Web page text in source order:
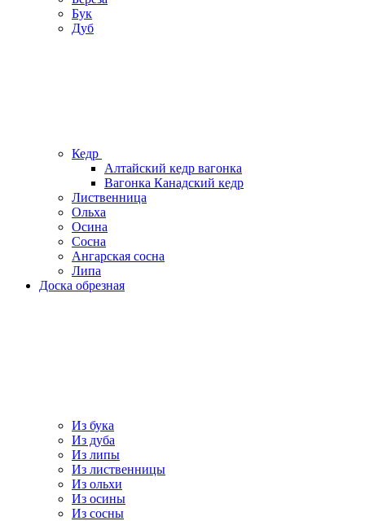
Бук
Дуб
Кедр
Алтайский кедр вагонка
Вагонка Канадский кедр
Лиственница
Ольха
Осина
Сосна
Ангарская сосна
Липа
Доска обрезная
Из бука
Из дуба
Из липы
Из лиственницы
Из ольхи
Из осины
Из сосны